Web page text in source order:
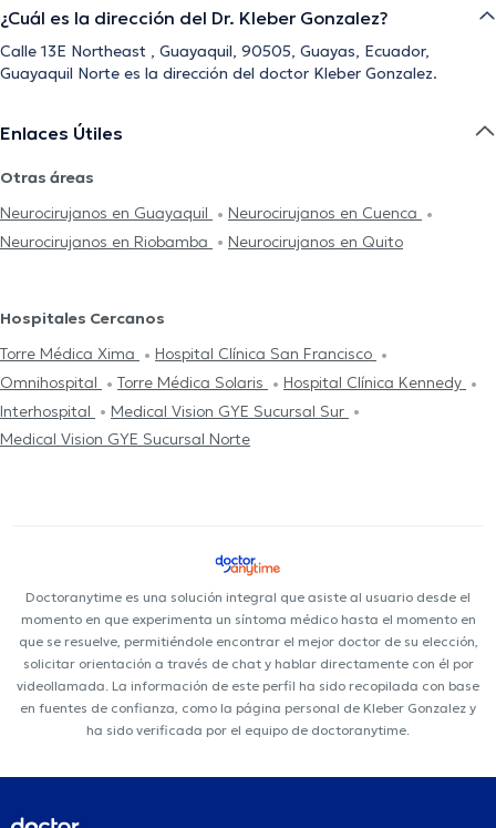
¿Cuál es la dirección del Dr. Kleber Gonzalez?
Calle 13E Northeast , Guayaquil, 90505, Guayas, Ecuador,
Guayaquil Norte es la dirección del doctor Kleber Gonzalez.
Enlaces Útiles
Otras áreas
Neurocirujanos en Guayaquil
Neurocirujanos en Cuenca
Neurocirujanos en Riobamba
Neurocirujanos en Quito
Hospitales Cercanos
Torre Médica Xima
Hospital Clínica San Francisco
Omnihospital
Torre Médica Solaris
Hospital Clínica Kennedy
Interhospital
Medical Vision GYE Sucursal Sur
Medical Vision GYE Sucursal Norte
Doctoranytime es una solución integral que asiste al usuario desde el
momento en que experimenta un síntoma médico hasta el momento en
que se resuelve, permitiéndole encontrar el mejor doctor de su elección,
solicitar orientación a través de chat y hablar directamente con él por
videollamada. La información de este perfil ha sido recopilada con base
en fuentes de confianza, como la página personal de Kleber Gonzalez y
ha sido verificada por el equipo de doctoranytime.